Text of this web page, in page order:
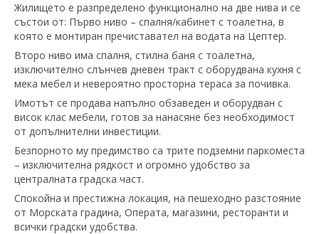
Жилището е разпределено функционално на две нива и се
състои от: Първо ниво – спалня/кабинет с тоалетна, в
която е монтиран пречиставател на водата на Цептер.
Второ ниво има спалня, стилна баня с тоалетна,
изключително слънчев дневен тракт с оборудвана кухня с
мека мебел и невероятно просторна тераса за почивка.
Имотът се продава напълно обзаведен и оборудван с
висок клас мебели, готов за нанасяне без необходимост
от допълнителни инвестиции.
Безпорното му предимство са трите подземни паркоместа
– изключителна рядкост и огромно удобство за
централната градска част.
Спокойна и престижна локация, на пешеходно разстояние
от Морската градина, Операта, магазини, ресторанти и
всички градски удобства.